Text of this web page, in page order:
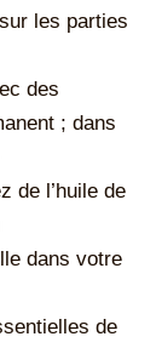
les parties
des
; dans
de l’huile de
dans votre
de